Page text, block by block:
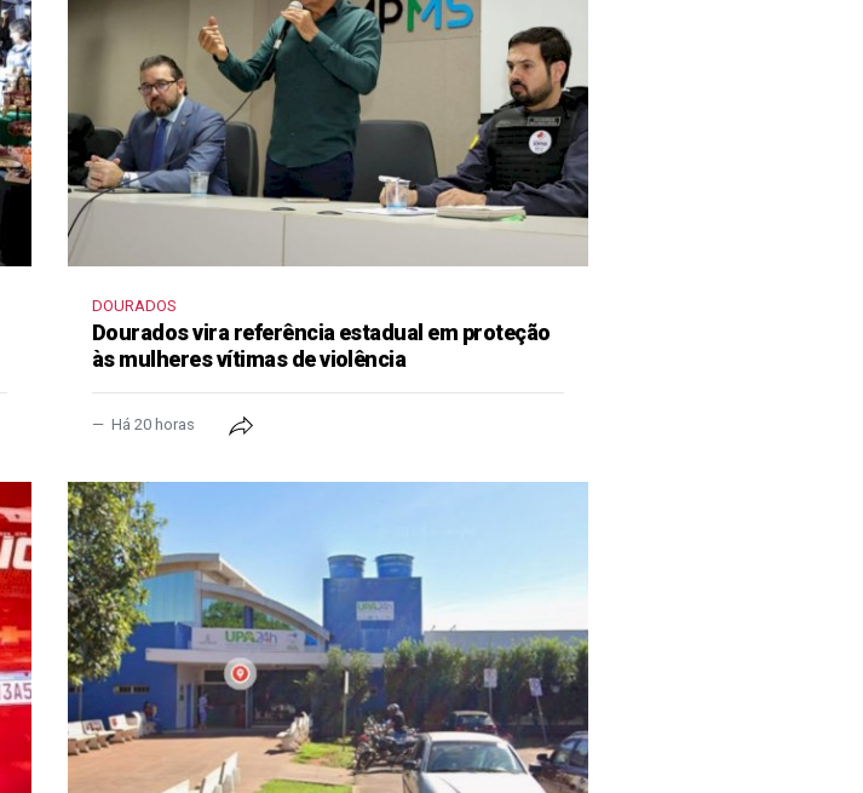
DOURADOS
Dourados vira referência estadual em proteção
às mulheres vítimas de violência
Há 20 horas